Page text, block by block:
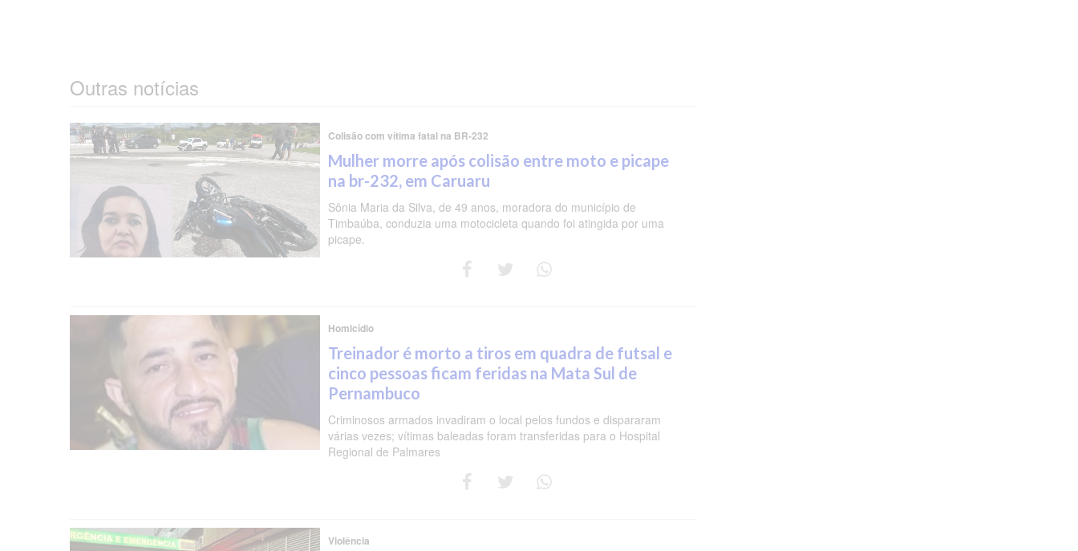
Outras notícias
Colisão com vítima fatal na BR-232
Mulher morre após colisão entre moto e picape
na br-232, em Caruaru
Sônia Maria da Silva, de 49 anos, moradora do município de
Timbaúba, conduzia uma motocicleta quando foi atingida por uma
picape.
Homicídio
Treinador é morto a tiros em quadra de futsal e
cinco pessoas ficam feridas na Mata Sul de
Pernambuco
Criminosos armados invadiram o local pelos fundos e dispararam
várias vezes; vítimas baleadas foram transferidas para o Hospital
Regional de Palmares
Violência